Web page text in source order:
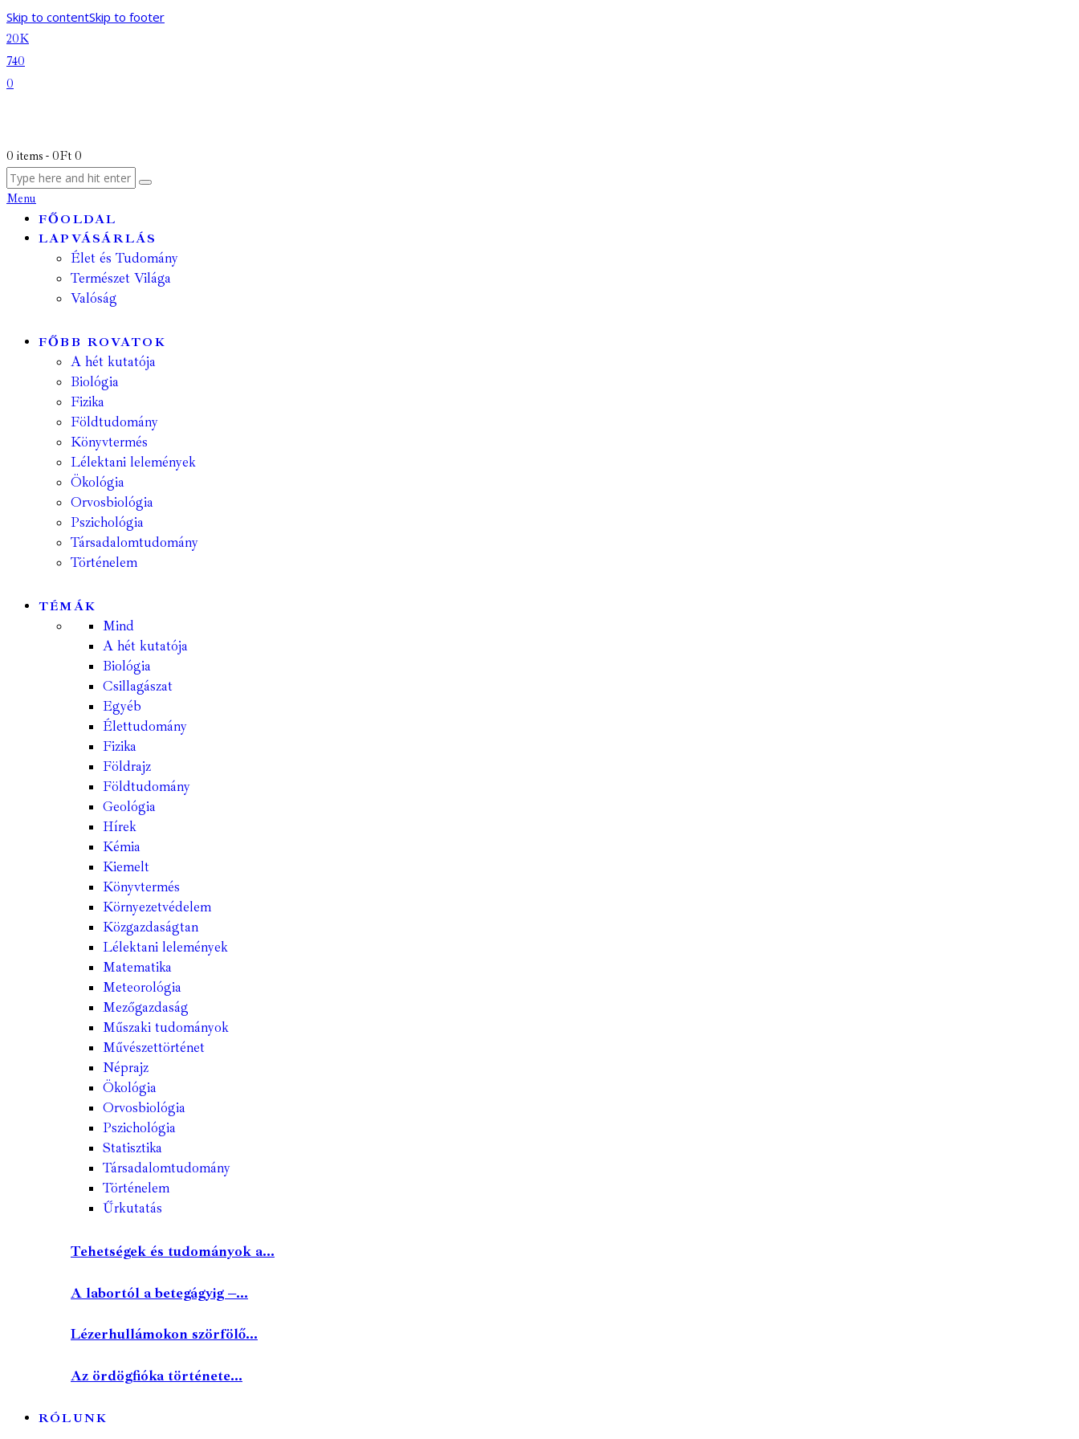
Skip to contentSkip to footer
20K
740
0
0 items - 0Ft 0
Menu
FŐOLDAL
LAPVÁSÁRLÁS
Élet és Tudomány
Természet Világa
Valóság
FŐBB ROVATOK
A hét kutatója
Biológia
Fizika
Földtudomány
Könyvtermés
Lélektani lelemények
Ökológia
Orvosbiológia
Pszichológia
Társadalomtudomány
Történelem
TÉMÁK
Mind
A hét kutatója
Biológia
Csillagászat
Egyéb
Élettudomány
Fizika
Földrajz
Földtudomány
Geológia
Hírek
Kémia
Kiemelt
Könyvtermés
Környezetvédelem
Közgazdaságtan
Lélektani lelemények
Matematika
Meteorológia
Mezőgazdaság
Műszaki tudományok
Művészettörténet
Néprajz
Ökológia
Orvosbiológia
Pszichológia
Statisztika
Társadalomtudomány
Történelem
Űrkutatás
Tehetségek és tudományok a...
A labortól a betegágyig –...
Lézerhullámokon szörfölő...
Az ördögfióka története...
RÓLUNK